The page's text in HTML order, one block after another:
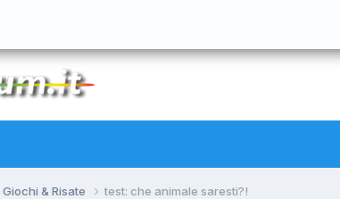
Giochi & Risate test: che animale saresti?!